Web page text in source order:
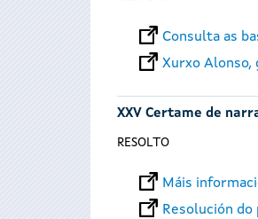
Consulta as
Xurxo Alonso,
XXV Certame de
RESOLTO
Máis
Resolución do